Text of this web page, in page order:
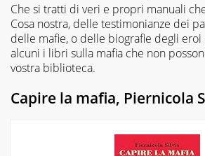
Che si tratti di veri e propri manuali
Cosa nostra, delle testimonianze dei
delle mafie, o delle biografie degli eroi
alcuni i libri sulla mafia che non
vostra biblioteca.
Capire la mafia, Piernicola